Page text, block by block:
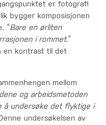
er fotografi
bygger komposisjonen
“Bare en ørliten
i rommet.”
en kontrast til det
mellom
og arbeidsmetoden
å undersøke det flyktige i
undersøkelsen av